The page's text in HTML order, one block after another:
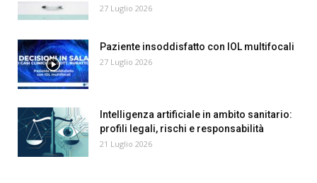
27 Luglio 2026
Paziente insoddisfatto con IOL multifocali
27 Luglio 2026
Intelligenza artificiale in ambito sanitario:
profili legali, rischi e responsabilità
21 Luglio 2026